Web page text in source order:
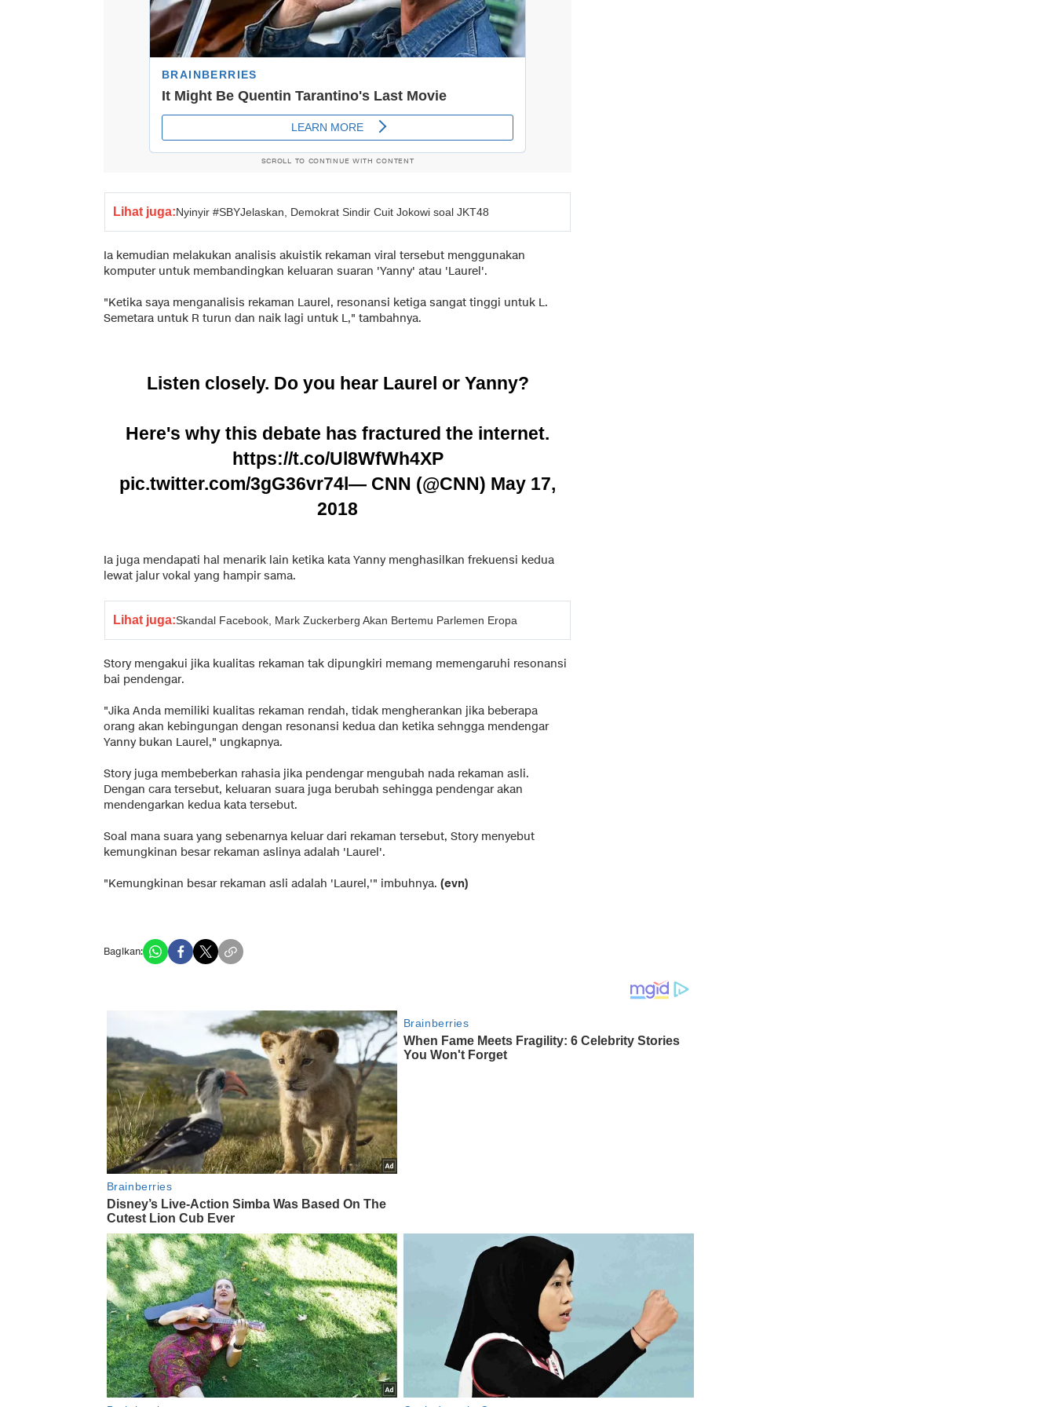
SCROLL TO CONTINUE WITH CONTENT
Lihat juga:Nyinyir #SBYJelaskan, Demokrat Sindir Cuit Jokowi soal JKT48
Ia kemudian melakukan analisis akuistik rekaman viral tersebut menggunakan
komputer untuk membandingkan keluaran suaran 'Yanny' atau 'Laurel'.
"Ketika saya menganalisis rekaman Laurel, resonansi ketiga sangat tinggi untuk L.
Semetara untuk R turun dan naik lagi untuk L," tambahnya.
Listen closely. Do you hear Laurel or Yanny?
Here's why this debate has fractured the internet.
https://t.co/Ul8WfWh4XP
pic.twitter.com/3gG36vr74l— CNN (@CNN) May 17,
2018
Ia juga mendapati hal menarik lain ketika kata Yanny menghasilkan frekuensi kedua
lewat jalur vokal yang hampir sama.
Lihat juga:Skandal Facebook, Mark Zuckerberg Akan Bertemu Parlemen Eropa
Story mengakui jika kualitas rekaman tak dipungkiri memang memengaruhi resonansi
bai pendengar.
"Jika Anda memiliki kualitas rekaman rendah, tidak mengherankan jika beberapa
orang akan kebingungan dengan resonansi kedua dan ketika sehngga mendengar
Yanny bukan Laurel," ungkapnya.
Story juga membeberkan rahasia jika pendengar mengubah nada rekaman asli.
Dengan cara tersebut, keluaran suara juga berubah sehingga pendengar akan
mendengarkan kedua kata tersebut.
Soal mana suara yang sebenarnya keluar dari rekaman tersebut, Story menyebut
kemungkinan besar rekaman aslinya adalah 'Laurel'.
"Kemungkinan besar rekaman asli adalah 'Laurel,'" imbuhnya. (evn)
Bagikan: